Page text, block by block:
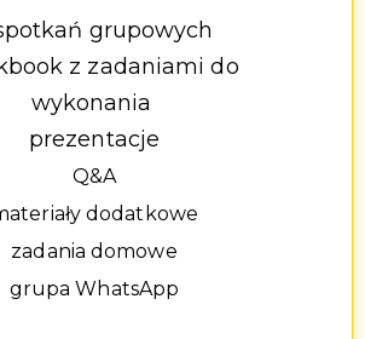
grupowych
z zadaniami do
wykonania
prezentacje
Q&A
dodatkowe
zadania domowe
grupa WhatsApp